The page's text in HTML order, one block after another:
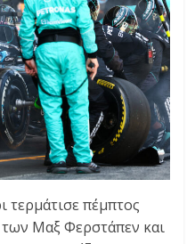
τερμάτισε πέμπτος
Μαξ Φερστάπεν και